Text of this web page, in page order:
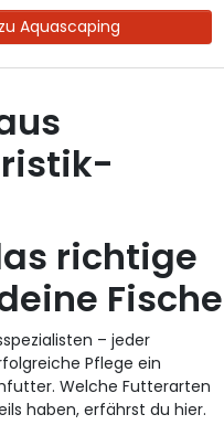
Aquascaping
richtige
Fische
– jeder
Pflege ein
Welche Futterarten
haben, erfährst du hier.